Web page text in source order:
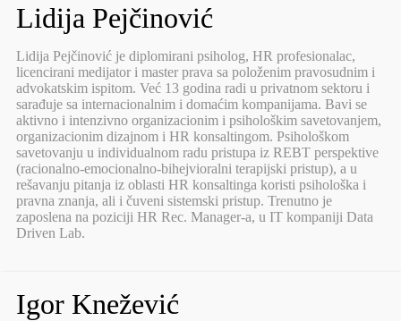
Lidija Pejčinović
Lidija Pejčinović je diplomirani psiholog, HR profesionalac,
licencirani medijator i master prava sa položenim pravosudnim i
advokatskim ispitom. Već 13 godina radi u privatnom sektoru i
sarađuje sa internacionalnim i domaćim kompanijama. Bavi se
aktivno i intenzivno organizacionim i psihološkim savetovanjem,
organizacionim dizajnom i HR konsaltingom. Psihološkom
savetovanju u individualnom radu pristupa iz REBT perspektive
(racionalno-emocionalno-bihejvioralni terapijski pristup), a u
rešavanju pitanja iz oblasti HR konsaltinga koristi psihološka i
pravna znanja, ali i čuveni sistemski pristup. Trenutno je
zaposlena na poziciji HR Rec. Manager-a, u IT kompaniji Data
Driven Lab.
Igor Knežević